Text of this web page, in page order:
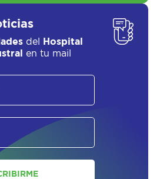
del
Hospital
en tu mail